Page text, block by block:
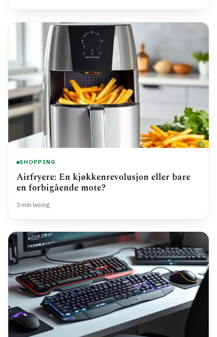
SHOPPING
Airfryere: En kjøkkenrevolusjon eller bare
en forbigående mote?
3 min lesing